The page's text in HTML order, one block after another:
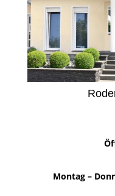
Montag –